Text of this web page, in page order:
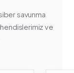
savunma
ve